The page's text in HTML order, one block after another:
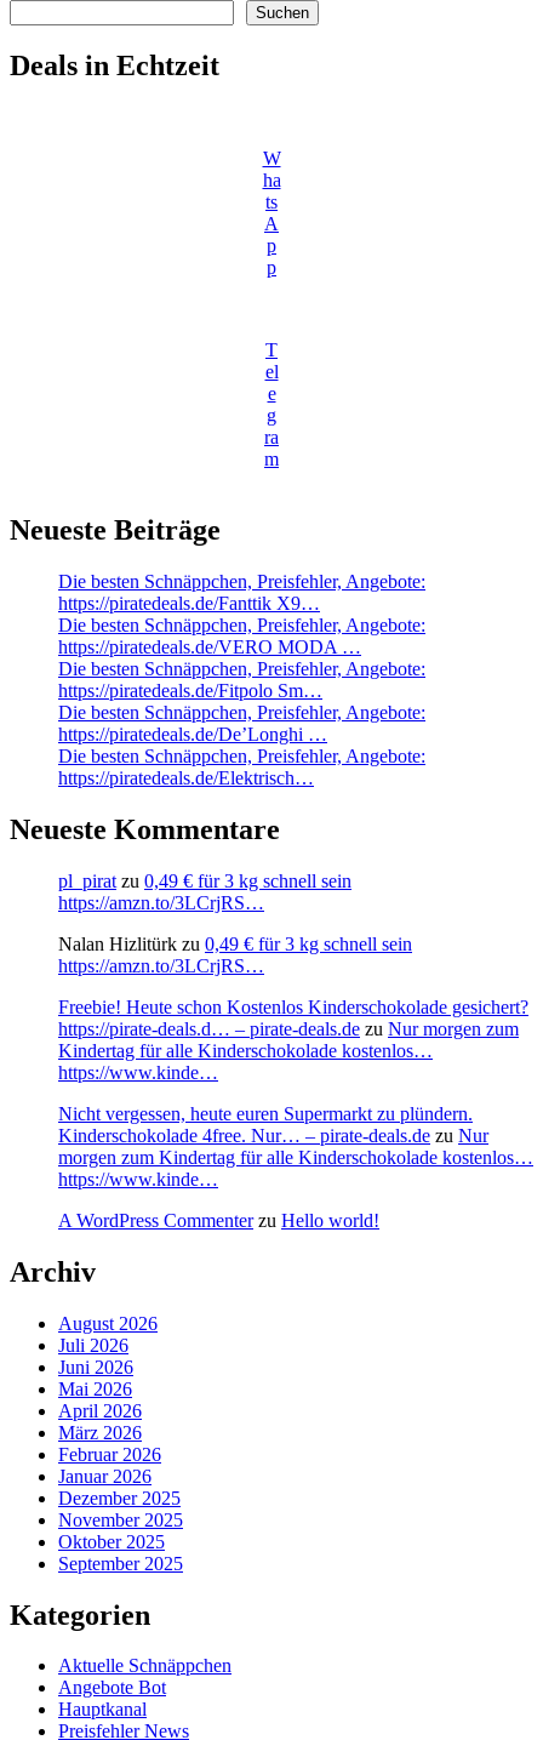
Suchen
Deals in Echtzeit
W
ha
ts
A
p
p
T
el
e
g
ra
m
Neueste Beiträge
Die besten Schnäppchen, Preisfehler, Angebote:
https://piratedeals.de/Fanttik X9…
Die besten Schnäppchen, Preisfehler, Angebote:
https://piratedeals.de/VERO MODA …
Die besten Schnäppchen, Preisfehler, Angebote:
https://piratedeals.de/Fitpolo Sm…
Die besten Schnäppchen, Preisfehler, Angebote:
https://piratedeals.de/De’Longhi …
Die besten Schnäppchen, Preisfehler, Angebote:
https://piratedeals.de/Elektrisch…
Neueste Kommentare
pl_pirat zu 0,49 € für 3 kg schnell sein
https://amzn.to/3LCrjRS…
Nalan Hizlitürk zu 0,49 € für 3 kg schnell sein
https://amzn.to/3LCrjRS…
Freebie! Heute schon Kostenlos Kinderschokolade gesichert?
https://pirate-deals.d… – pirate-deals.de zu Nur morgen zum
Kindertag für alle Kinderschokolade kostenlos…
https://www.kinde…
Nicht vergessen, heute euren Supermarkt zu plündern.
Kinderschokolade 4free. Nur… – pirate-deals.de zu Nur
morgen zum Kindertag für alle Kinderschokolade kostenlos…
https://www.kinde…
A WordPress Commenterzu Hello world!
Archiv
August 2026
Juli 2026
Juni 2026
Mai 2026
April 2026
März 2026
Februar 2026
Januar 2026
Dezember 2025
November 2025
Oktober 2025
September 2025
Kategorien
Aktuelle Schnäppchen
Angebote Bot
Hauptkanal
Preisfehler News